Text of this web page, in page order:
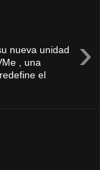
›
nueva unidad
, una
el